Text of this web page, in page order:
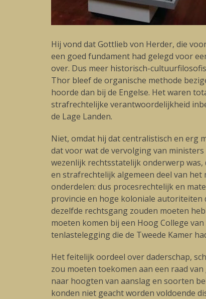
Hij vond dat Gottlieb von Herder, die
een goed fundament had gelegd voor
over. Dus meer historisch-
Thor bleef de organische methode
hoorde dan bij de Engelse. Het waren
strafrechtelijke verantwoordelijkheid
de Lage Landen.
Niet, omdat hij dat centralistisch en erg
dat voor wat de vervolging van
wezenlijk rechtsstatelijk onderwerp
en strafrechtelijk algemeen deel van
onderdelen: dus procesrechtelijk en
provincie en hoge koloniale autoriteiten
dezelfde rechtsgang zouden moeten
moeten komen bij een Hoog College
tenlastelegging die de Tweede Kamer
Het feitelijk oordeel over daderschap,
zou moeten toekomen aan een raad
naar hoogten van aanslag en soorten
konden niet geacht worden voldoende